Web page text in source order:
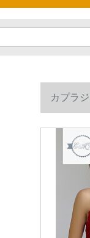
カプラ
ノワイヤ